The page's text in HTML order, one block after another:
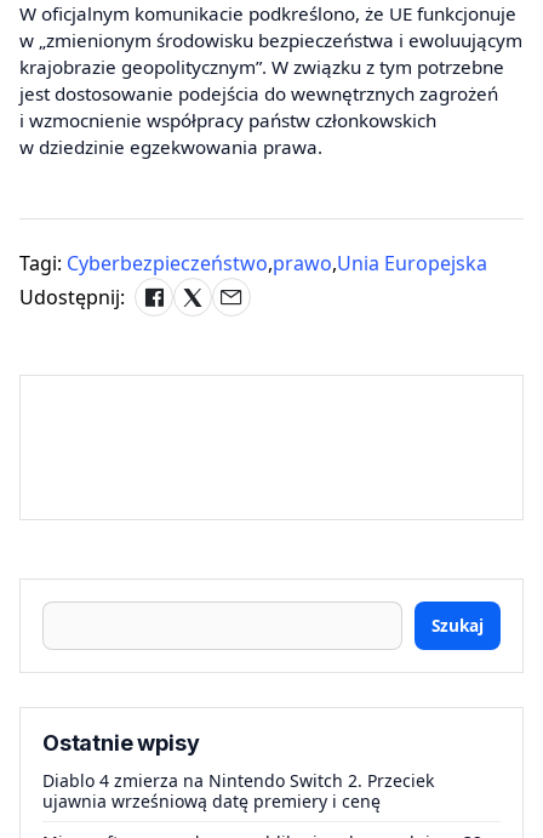
W oficjalnym komunikacie podkreślono, że UE funkcjonuje
w „zmienionym środowisku bezpieczeństwa i ewoluującym
krajobrazie geopolitycznym”. W związku z tym potrzebne
jest dostosowanie podejścia do wewnętrznych zagrożeń
i wzmocnienie współpracy państw członkowskich
w dziedzinie egzekwowania prawa.
Tagi: Cyberbezpieczeństwo,prawo,Unia Europejska
Udostępnij:
Szukaj
Ostatnie wpisy
Diablo 4 zmierza na Nintendo Switch 2. Przeciek
ujawnia wrześniową datę premiery i cenę